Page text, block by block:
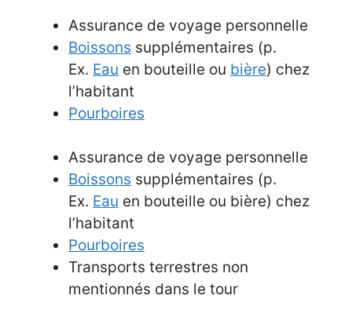
Assurance de voyage personnelle
Boissons supplémentaires (p.
Ex. Eau en bouteille ou bière) chez
l’habitant
Pourboires
Assurance de voyage personnelle
Boissons supplémentaires (p.
Ex. Eau en bouteille ou bière) chez
l’habitant
Pourboires
Transports terrestres non
mentionnés dans le tour